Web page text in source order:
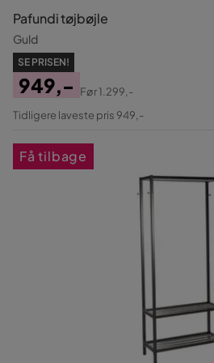
Pafundi tøjbøjle
Guld
SE PRISEN!
Pris
949,-
Original
Før1.299,-
Tidligere laveste pris 949,-
Få tilbage